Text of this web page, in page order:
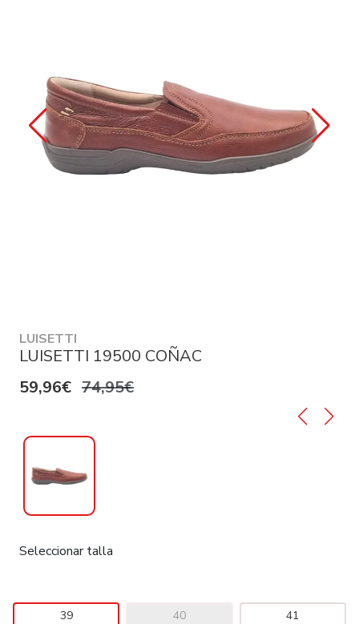
LUISETTI
LUISETTI 19500 COÑAC
59,96€ 74,95€
Seleccionar talla
39 40 41